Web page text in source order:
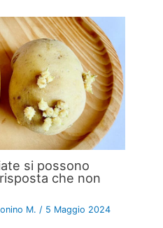
si possono
che non
M./ 5 Maggio 2024